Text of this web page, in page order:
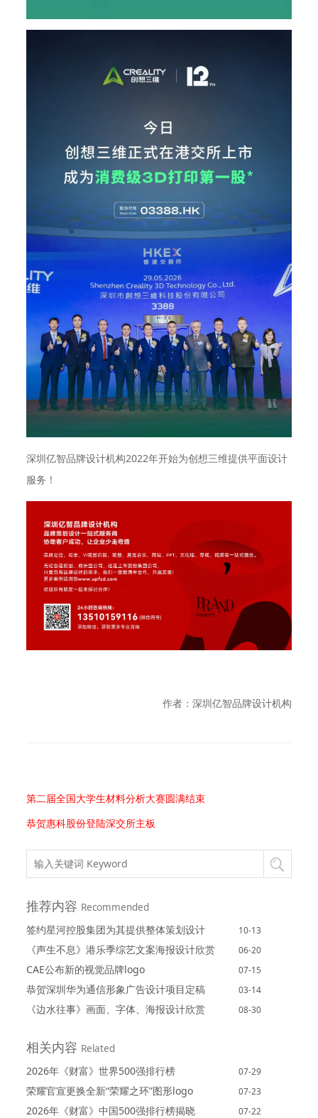
深圳亿智品牌设计机构2022年开始为创想三维提供平面设计
服务！
作者：深圳亿智品牌设计机构
第二届全国大学生材料分析大赛圆满结束
恭贺惠科股份登陆深交所主板
推荐内容 Recommended
签约星河控股集团为其提供整体策划设计 10-13
《声生不息》港乐季综艺文案海报设计欣赏 06-20
CAE公布新的视觉品牌logo 07-15
恭贺深圳华为通信形象广告设计项目定稿 03-14
《边水往事》画面、字体、海报设计欣赏 08-30
相关内容 Related
2026年《财富》世界500强排行榜 07-29
荣耀官宣更换全新“荣耀之环”图形logo 07-23
2026年《财富》中国500强排行榜揭晓 07-22